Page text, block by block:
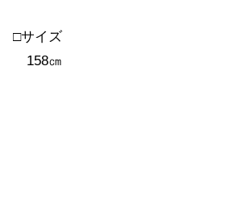
□サイズ
158㎝